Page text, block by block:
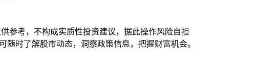
参考，不构成实质性投资建议，据此操作风险自担
随时了解股市动态，洞察政策信息，把握财富机会。